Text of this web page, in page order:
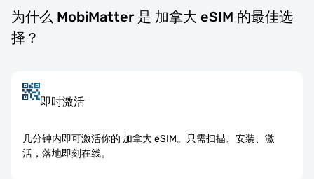
为什么 MobiMatter 是 加拿大 eSIM 的最佳选
择？
即时激活
几分钟内即可激活你的 加拿大 eSIM。只需扫描、安装、激
活，落地即刻在线。